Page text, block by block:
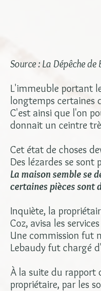
Source : La Dépêche
L'immeuble portant
longtemps certaines
C'est ainsi que l'on
donnait un ceintre
Cet état de choses
Des lézardes se sont
La maison semble se
certaines pièces sont
Inquiète, la
Coz, avisa les
Une commission fut
Lebaudy fut chargé
À la suite du rapport
propriétaire, par les